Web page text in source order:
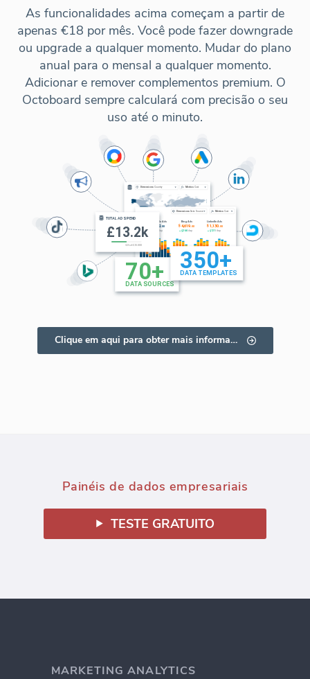
As funcionalidades acima começam a partir de
apenas €18 por mês. Você pode fazer downgrade
ou upgrade a qualquer momento. Mudar do plano
anual para o mensal a qualquer momento.
Adicionar e remover complementos premium. O
Octoboard sempre calculará com precisão o seu
uso até o minuto.
Clique em aqui para obter mais informações
Painéis de dados empresariais
TESTE GRATUITO
MARKETING ANALYTICS